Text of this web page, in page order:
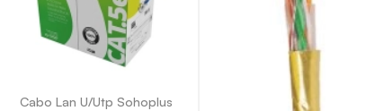
Cabo Lan U/Utp Sohoplus